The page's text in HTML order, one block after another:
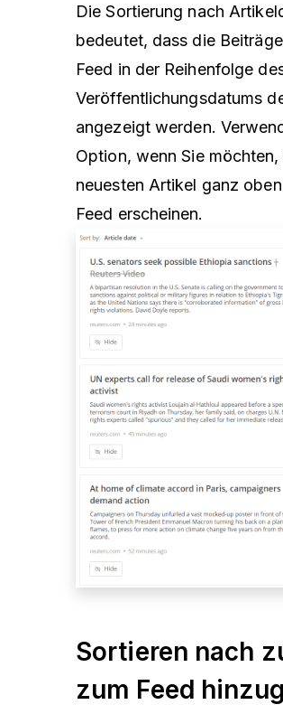
Die Sortierung nach
bedeutet, dass die
Feed in der Reihenfolge
Veröffentlichungsdatums
angezeigt werden.
Option, wenn Sie
neuesten Artikel ganz
Feed erscheinen.
Sortieren nach
zum Feed